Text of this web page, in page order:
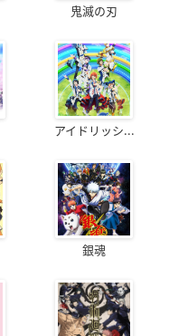
鬼滅の刃
アイドリッシ...
銀魂